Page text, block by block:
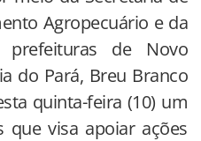
Agropecuário e da
prefeituras de Novo
do Pará, Breu Branco
quinta-feira (10) um
que visa apoiar ações